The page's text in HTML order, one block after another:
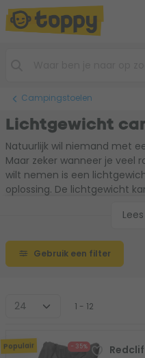
Campingstoelen
Lichtgewicht
Natuurlijk wil niemand met
Maar zeker wanneer je veel
wilt nemen is een
oplossing. De lichtgewicht
ook als actieve
een comfortabele zitplek.
Gebruik een filter
1 - 12
Populair - 35%